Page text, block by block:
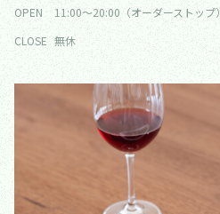
OPEN
11:00〜20:00（オーダーストップ）
CLOSE 無休